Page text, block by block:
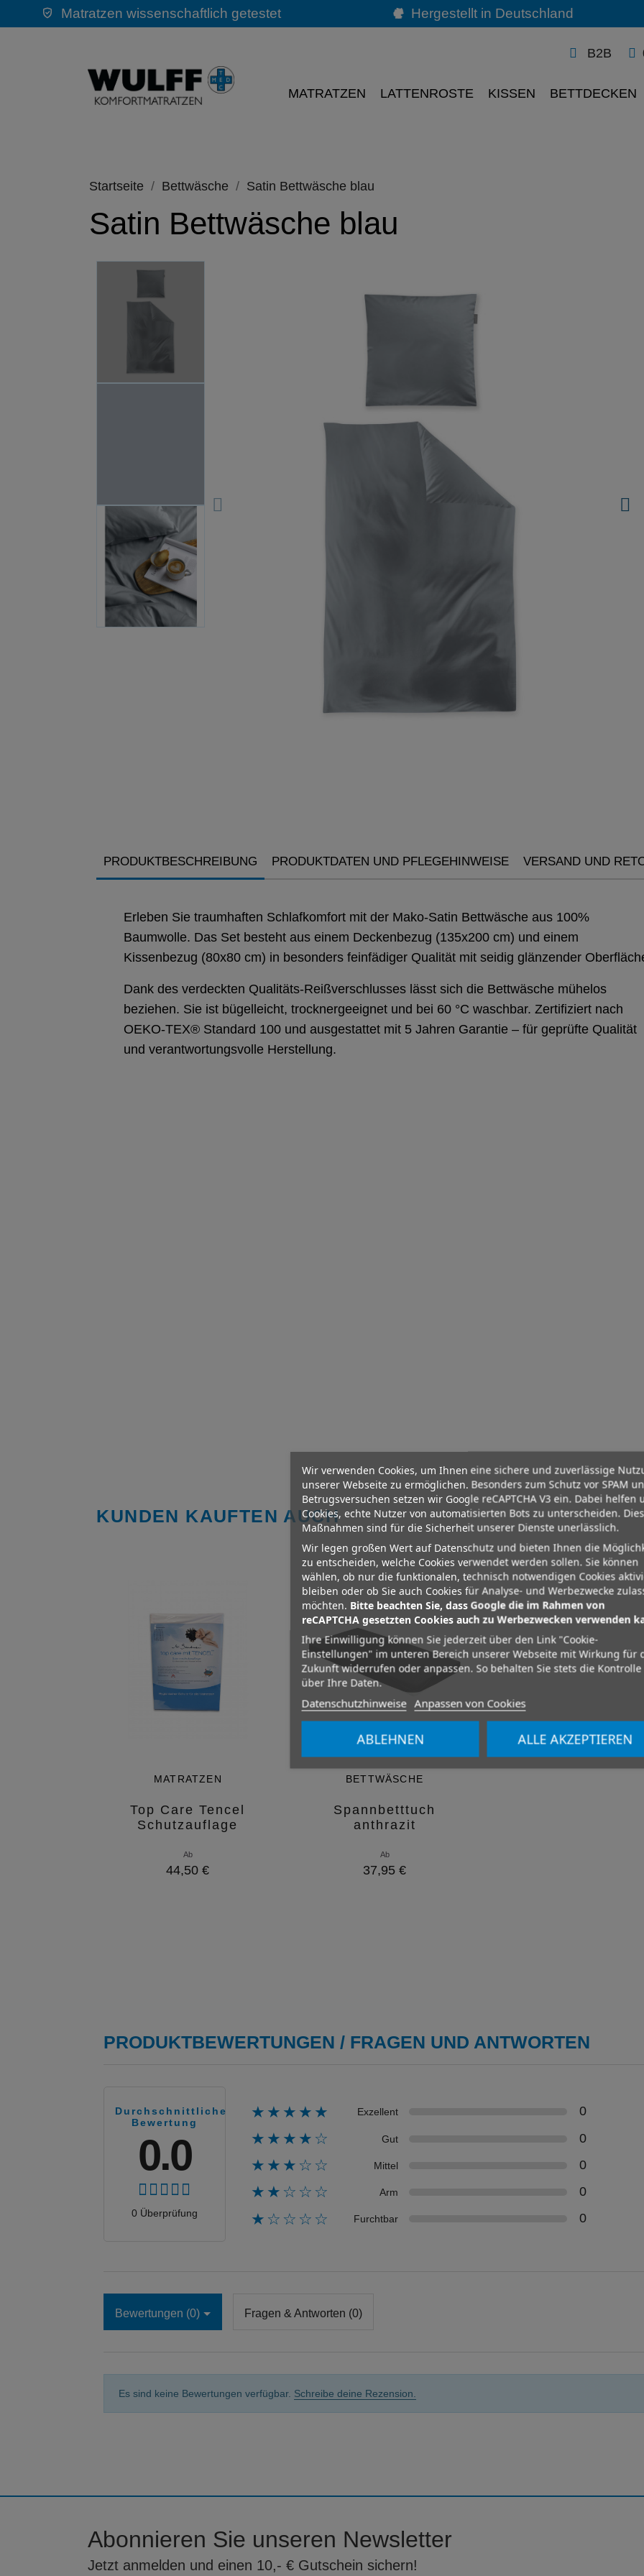
Matratzen wissenschaftlich getestet Hergestellt in Deutschland
MATRATZEN LATTENROSTE KISSEN BETTDECKEN
B2B
Startseite Bettwäsche Satin Bettwäsche blau
Satin Bettwäsche blau
PRODUKTBESCHREIBUNG PRODUKTDATEN UND PFLEGEHINWEISE VERSAND UND
Erleben Sie traumhaften Schlafkomfort mit der Mako-Satin Bettwäsche aus 100%
Baumwolle. Das Set besteht aus einem Deckenbezug (135x200 cm) und einem
Kissenbezug (80x80 cm) in besonders feinfädiger Qualität mit seidig glänzender
Dank des verdeckten Qualitäts-Reißverschlusses lässt sich die Bettwäsche mühelos
beziehen. Sie ist bügelleicht, trocknergeeignet und bei 60 °C waschbar. Zertifiziert nach
OEKO-TEX® Standard 100 und ausgestattet mit 5 Jahren Garantie – für geprüfte Qualität
und verantwortungsvolle Herstellung.
KUNDEN KAUFTEN AUCH
MATRATZEN
Top Care Tencel
Schutzauflage
Ab
44,50 €
Variante auswählen
BETTWÄSCHE
Spannbetttuch
anthrazit
Ab
37,95 €
Variante auswählen
PRODUKTBEWERTUNGEN / FRAGEN UND ANTWORTEN
Durchschnittliche
Bewertung
0.0
0 Überprüfung
★★★★★ Exzellent 0
★★★★☆ Gut 0
★★★☆☆ Mittel 0
★★☆☆☆ Arm 0
★☆☆☆☆ Furchtbar 0
Bewertungen (0) Fragen & Antworten (0)
Es sind keine Bewertungen verfügbar. Schreibe deine Rezension.
Abonnieren Sie unseren Newsletter
Jetzt anmelden und einen 10,- € Gutschein sichern!
Wir verwenden Cookies, um Ihnen eine sichere und zuverlässige
unserer Webseite zu ermöglichen. Besonders zum Schutz vor SPAM
Betrugsversuchen setzen wir Google reCAPTCHA V3 ein. Dabei helfen
Cookies, echte Nutzer von automatisierten Bots zu unterscheiden.
Maßnahmen sind für die Sicherheit unserer Dienste unerlässlich.
Wir legen großen Wert auf Datenschutz und bieten Ihnen die
zu entscheiden, welche Cookies verwendet werden sollen. Sie können
wählen, ob nur die funktionalen, technisch notwendigen Cookies
bleiben oder ob Sie auch Cookies für Analyse- und Werbezwecke
möchten. Bitte beachten Sie, dass Google die im Rahmen von
reCAPTCHA gesetzten Cookies auch zu Werbezwecken verwenden
Ihre Einwilligung können Sie jederzeit über den Link "Cookie-
Einstellungen" im unteren Bereich unserer Webseite mit Wirkung für
Zukunft widerrufen oder anpassen. So behalten Sie stets die Kontrolle
über Ihre Daten.
Datenschutzhinweise Anpassen von Cookies
ABLEHNEN ALLE AKZEPTIEREN